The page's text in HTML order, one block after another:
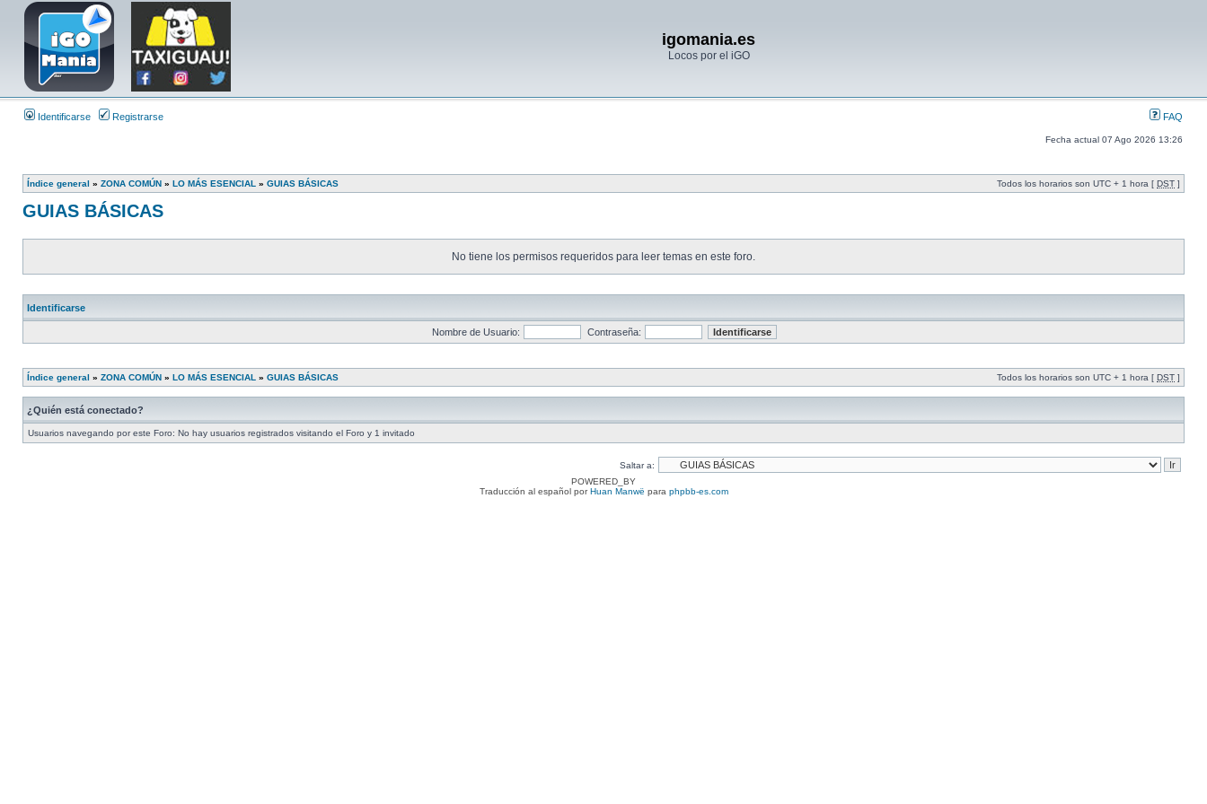
igomania.es
Locos por el iGO
Identificarse Registrarse FAQ
Fecha actual 07 Ago 2026 13:26
Índice general » ZONA COMÚN » LO MÁS ESENCIAL » GUIAS BÁSICAS Todos los horarios son UTC + 1 hora [ DST ]
GUIAS BÁSICAS
No tiene los permisos requeridos para leer temas en este foro.
Identificarse
Nombre de Usuario: Contraseña:
Índice general » ZONA COMÚN » LO MÁS ESENCIAL » GUIAS BÁSICAS Todos los horarios son UTC + 1 hora [ DST ]
¿Quién está conectado?
Usuarios navegando por este Foro: No hay usuarios registrados visitando el Foro y 1 invitado
Saltar a:
POWERED_BY
Traducción al español porHuan Manwë para phpbb-es.com